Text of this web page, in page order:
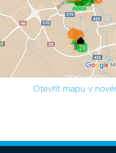
Otevřít mapu v